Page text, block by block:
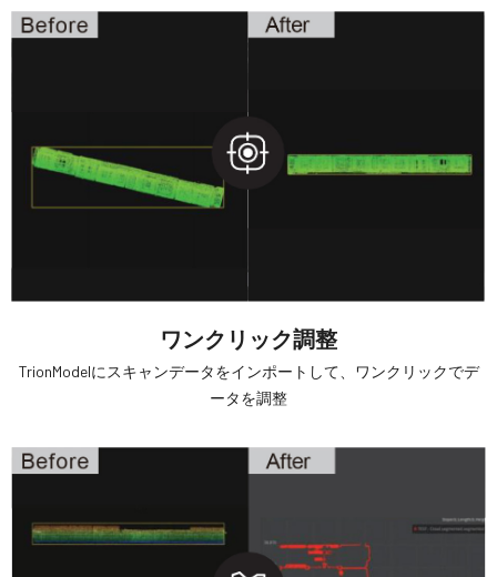
ワンクリック調整
TrionModelにスキャンデータをインポートして、ワンクリックでデ
ータを調整